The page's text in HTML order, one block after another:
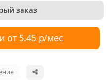
заказ
от 5.45 р/мес